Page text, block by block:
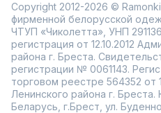
Copyright 2012-2026 ©
фирменной белорусской
ЧТУП «Чиколетта», УНП
регистрация от 12.10.2012
района г. Бреста.
регистрации № 0061143.
торговом реестре 564352 от
Ленинского района г.
Беларусь, г.Брест, ул.